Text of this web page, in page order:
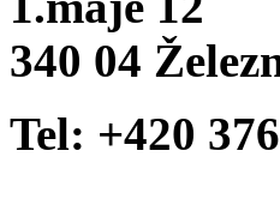
340 04
Tel: +420